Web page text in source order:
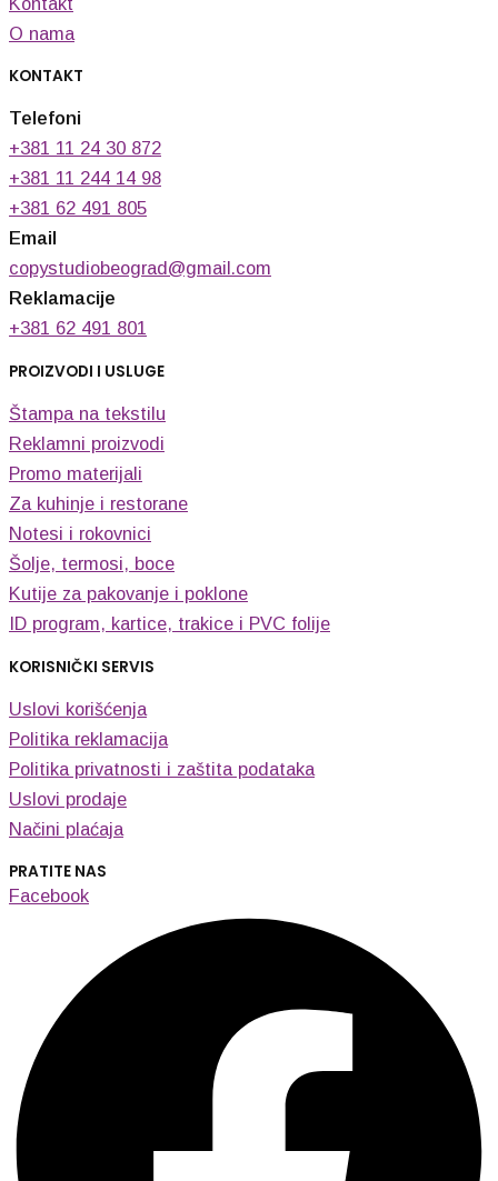
O nama
KONTAKT
Telefoni
+381 11 24 30 872
+381 11 244 14 98
+381 62 491 805
Email
copystudiobeograd@gmail.com
Reklamacije
+381 62 491 801
PROIZVODI I USLUGE
Štampa na tekstilu
Reklamni proizvodi
Promo materijali
Za kuhinje i restorane
Notesi i rokovnici
Šolje, termosi, boce
Kutije za pakovanje i poklone
ID program, kartice, trakice i PVC folije
KORISNIČKI SERVIS
Uslovi korišćenja
Politika reklamacija
Politika privatnosti i zaštita podataka
Uslovi prodaje
Načini plaćaja
PRATITE NAS
Facebook